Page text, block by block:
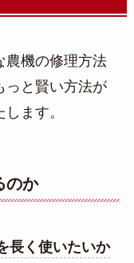
農機の修理方法
っと賢い方法が
ます。
のか
長く使いたいか